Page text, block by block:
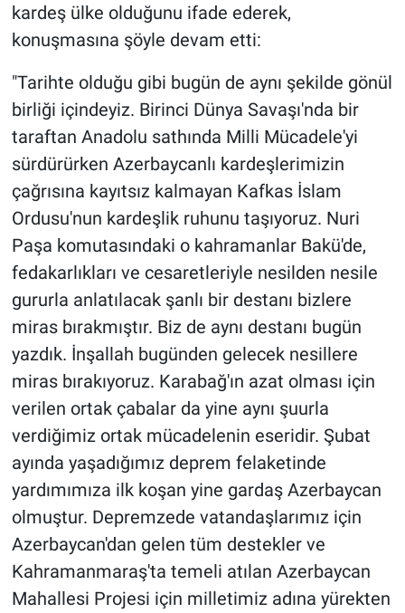
kardeş ülke olduğunu ifade ederek,
konuşmasına şöyle devam etti:
"Tarihte olduğu gibi bugün de aynı şekilde gönül
birliği içindeyiz. Birinci Dünya Savaşı'nda bir
taraftan Anadolu sathında Milli Mücadele'yi
sürdürürken Azerbaycanlı kardeşlerimizin
çağrısına kayıtsız kalmayan Kafkas İslam
Ordusu'nun kardeşlik ruhunu taşıyoruz. Nuri
Paşa komutasındaki o kahramanlar Bakü'de,
fedakarlıkları ve cesaretleriyle nesilden nesile
gururla anlatılacak şanlı bir destanı bizlere
miras bırakmıştır. Biz de aynı destanı bugün
yazdık. İnşallah bugünden gelecek nesillere
miras bırakıyoruz. Karabağ'ın azat olması için
verilen ortak çabalar da yine aynı şuurla
verdiğimiz ortak mücadelenin eseridir. Şubat
ayında yaşadığımız deprem felaketinde
yardımımıza ilk koşan yine gardaş Azerbaycan
olmuştur. Depremzede vatandaşlarımız için
Azerbaycan'dan gelen tüm destekler ve
Kahramanmaraş'ta temeli atılan Azerbaycan
Mahallesi Projesi için milletimiz adına yürekten